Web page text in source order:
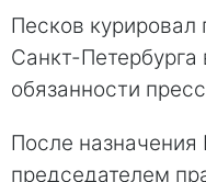
Песков
Санкт-Петербурга
обязанности
После
председателем